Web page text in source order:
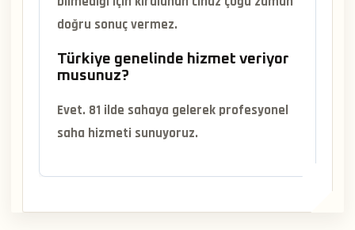
doğru sonuç vermez.
Türkiye genelinde hizmet veriyor
musunuz?
Evet. 81 ilde sahaya gelerek profesyonel
saha hizmeti sunuyoruz.